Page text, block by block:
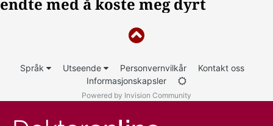
Språk Utseende Personvernvilkår
Kontakt oss
Informasjonskapsler
Powered by Invision Community